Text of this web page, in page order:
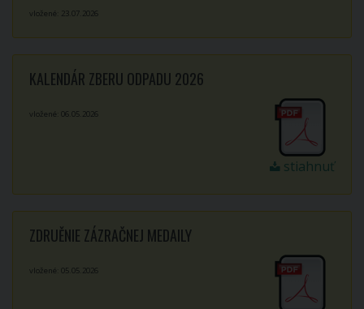
vložené: 23.07.2026
KALENDÁR ZBERU ODPADU 2026
stiahnuť
vložené: 06.05.2026
ZDRUĚNIE ZÁZRAČNEJ MEDAILY
vložené: 05.05.2026